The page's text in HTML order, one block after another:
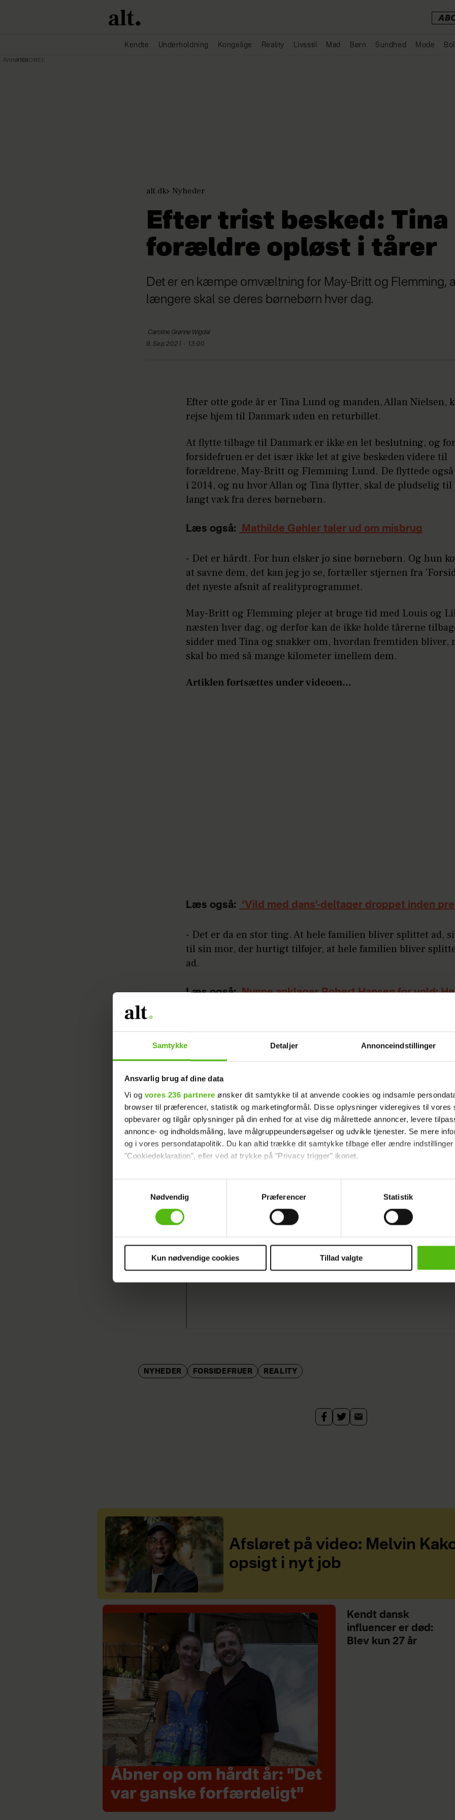
Samtykke Detaljer Annonceindstillinger
Ansvarlig brug af dine data
Vi og vores 236 partnere ønsker dit samtykke til at anvende cookies og indsamle
browser til præferencer, statistik og marketingformål. Disse oplysninger videregives til vores
opbevarer og tilgår oplysninger på din enhed for at vise dig målrettede annoncer, levere
annonce- og indholdsmåling, lave målgruppeundersøgelser og udvikle tjenester. Se mere
og i vores persondatapolitik. Du kan altid trække dit samtykke tilbage eller ændre indstillinger
"Cookiedeklaration", eller ved at trykke på "Privacy trigger" ikonet.
Dine valg anvendes på hele websitet.
Vi ønsker dit samtykke til at indsamle og bruge data for at kunne levere og finansiere
Vi anvender egne cookies og cookies fra tredjeparter til at at optimere dit besøg på vores
sociale medier.
Nødvendig
Præferencer Statistik
Kun nødvendige cookies Tillad valgte
Kendte Underholdning Kongelige Reality Livsstil Mad Børn Sundhed Mode
alt.dk Nyheder
Efter trist besked: Tina
forældre opløst i tårer
Det er en kæmpe omvæltning for May-Britt og Flemming,
længere skal se deres børnebørn hver dag.
Caroline Grønne Wigdal
9. Sep 2021 - 13:00
Efter otte gode år er Tina Lund og manden, Allan Nielsen,
rejse hjem til Danmark uden en returbillet.
At flytte tilbage til Danmark er ikke en let beslutning, og for
forsidefruen er det især ikke let at give beskeden videre til
forældrene, May-Britt og Flemming Lund. De flyttede
i 2014, og nu hvor Allan og Tina flytter, skal de pludselig til
langt væk fra deres børnebørn.
Læs også: Mathilde Gøhler taler ud om misbrug
- Det er hårdt. For hun elsker jo sine børnebørn. Og hun
at savne dem, det kan jeg jo se, fortæller stjernen fra
det nyeste afsnit af realityprogrammet.
May-Britt og Flemming plejer at bruge tid med Louis og
næsten hver dag, og derfor kan de ikke holde tårerne
sidder med Tina og snakker om, hvordan fremtiden bliver,
skal bo med så mange kilometer imellem dem.
Artiklen fortsættes under videoen...
Læs også: ‘Vild med dans’-deltager droppet inden
- Det er da en stor ting. At hele familien bliver splittet ad,
til sin mor, der hurtigt tilføjer, at hele familien bliver
ad.
Læs også: Nynne anklager Robert Hansen for vold:
og på Viaplay.
NYHEDER FORSIDEFRUER REALITY
Afsløret på video: Melvin
opsigt i nyt job
Åbner op om hårdt år: "Det
var ganske forfærdeligt"
Kendt dansk
influencer er død:
Blev kun 27 år
Annonce